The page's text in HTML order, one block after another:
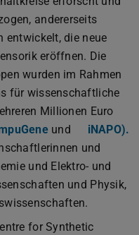
andererseits
entwickelt, die neue
eröffnen. Die
wurden im Rahmen
für wissenschaftliche
Millionen Euro
und
iNAPO).
und
und Elektro- und
und Physik,
for Synthetic